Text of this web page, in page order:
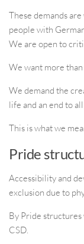
These demands
people with
We are open to
We want more than
We demand the
life and an end to
This is what we
Pride
Accessibility and
exclusion due to
By Pride
CSD.